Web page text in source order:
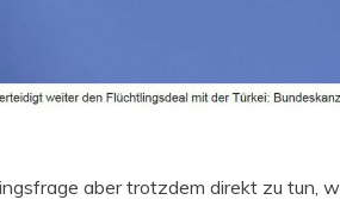
aber trotzdem direkt zu tun,